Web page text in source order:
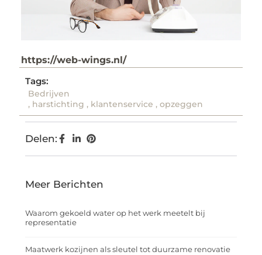
https://web-wings.nl/
Tags:
Bedrijven
, harstichting , klantenservice , opzeggen
Delen:
Meer Berichten
Waarom gekoeld water op het werk meetelt bij
representatie
Maatwerk kozijnen als sleutel tot duurzame renovatie